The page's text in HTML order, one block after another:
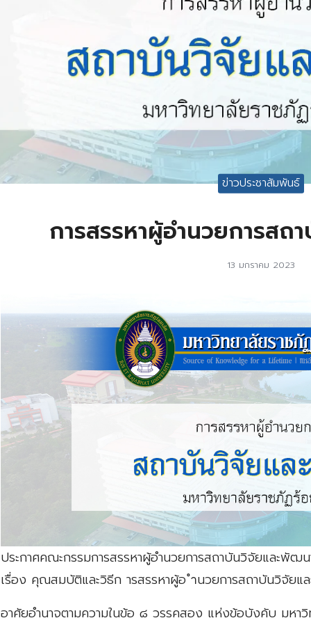
ข่าวประชาสัมพันธ์
การสรรหาผู้อำนวยการสถ
13 มกราคม 2023
ประกาศคณะกรรมการสรรหาผู้อำนวยการสถาบันวิจัยและพัฒ
เรื่อง คุณสมบัติและวิธีก ารสรรหาผู้อ ำนวยการสถาบันวิจัยแ
อาศัยอำนาจตามความในข้อ ๘ วรรคสอง แห่งข้อบังคับ มหา